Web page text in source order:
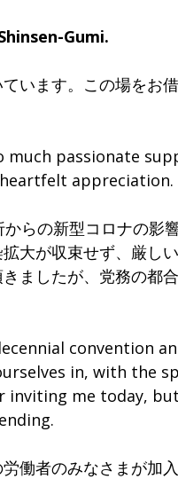
Gumi.
います。この場をお
passionate
appreciation.
らの新型コロナの影
大が収束せず、厳し
ましたが、党務の都
convention
in, with the
inviting me today,
働者のみなさまが加